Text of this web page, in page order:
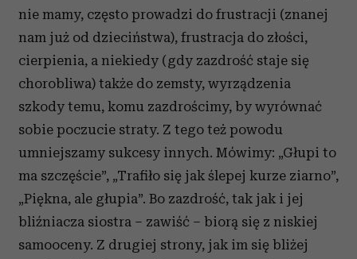
nie mamy, często prowadzi do frustracji (znanej
nam już od dzieciństwa), frustracja do złości,
cierpienia, a niekiedy (gdy zazdrość staje się
chorobliwa) także do zemsty, wyrządzenia
szkody temu, komu zazdrościmy, by wyrównać
sobie poczucie straty. Z tego też powodu
umniejszamy sukcesy innych. Mówimy: „Głupi to
ma szczęście”, „Trafiło się jak ślepej kurze ziarno”,
„Piękna, ale głupia”. Bo zazdrość, tak jak i jej
bliźniacza siostra – zawiść – biorą się z niskiej
samooceny. Z drugiej strony, jak im się bliżej